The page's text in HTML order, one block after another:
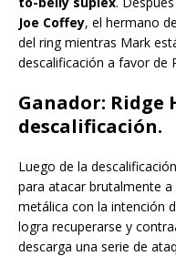
Joe Coffey, el hermano
del ring mientras Mark
descalificación a favor de
Ganador: Ridge
descalificación.
Luego de la
para atacar brutalmente a
metálica con la intención
logra recuperarse y
descarga una serie de